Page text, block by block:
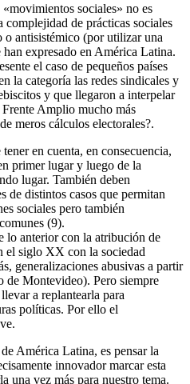
sociales» no es
complejidad de prácticas sociales
o antisistémico (por utilizar una
expresado en América Latina.
el caso de pequeños países
la categoría las redes sindicales y
y que llegaron a interpelar
Amplio mucho más
meros cálculos electorales?.
en cuenta, en consecuencia,
primer lugar y luego de la
lugar. También deben
de distintos casos que permitan
sociales pero también
(9).
lo anterior con la atribución de
el siglo XX con la sociedad
generalizaciones abusivas a partir
de Montevideo). Pero siempre
a replantearla para
políticas. Por ello el
América Latina, es pensar la
innovador marcar esta
una vez más para nuestro tema.